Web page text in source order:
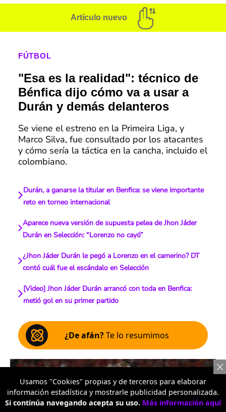
Artículo nuevo
FÚTBOL
"Esa es la realidad": técnico de
Bénfica dijo cómo va a usar a
Durán y demás delanteros
Se viene el estreno en la Primeira Liga, y
Marco Silva, fue consultado por los atacantes
y cómo sería la táctica en la cancha, incluido el
colombiano.
Durán, a ganarse la titular en Benfica: se viene importante
reto en torneo internacional
Aparece nueva versión de supuesta pelea de Jhon Jáder
Durán en Selección: “Lorenzo no cayó”
¿Jhon Jáder Durán le pegó a Lorenzo en el camerino? DT
contó cuál fue el escándalo en Selección
[Video] Jhon Jáder Durán arrancó con toda en Benfica:
metió gol en su primer partido
¿De afán?Te lo resumimos
Usamos "Cookies" propias y de terceros para elaborar
información estadística y mostrarle publicidad personalizada.
Si continúa navegando acepta su uso. Más información aquí